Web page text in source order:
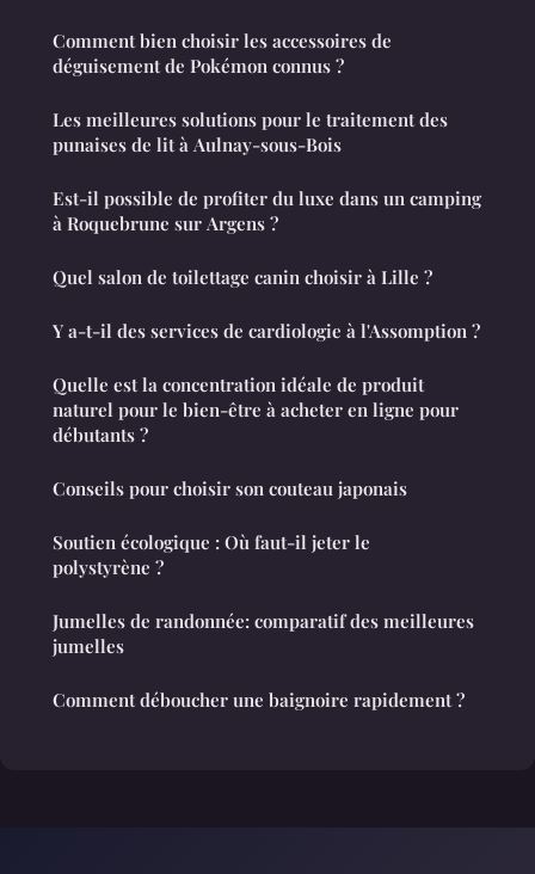
Comment bien choisir les accessoires de
déguisement de Pokémon connus ?
Les meilleures solutions pour le traitement des
punaises de lit à Aulnay-sous-Bois
Est-il possible de profiter du luxe dans un camping
à Roquebrune sur Argens ?
Quel salon de toilettage canin choisir à Lille ?
Y a-t-il des services de cardiologie à l'Assomption ?
Quelle est la concentration idéale de produit
naturel pour le bien-être à acheter en ligne pour
débutants ?
Conseils pour choisir son couteau japonais
Soutien écologique : Où faut-il jeter le
polystyrène ?
Jumelles de randonnée: comparatif des meilleures
jumelles
Comment déboucher une baignoire rapidement ?